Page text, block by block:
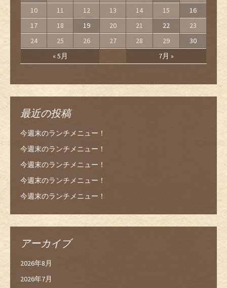
« 5月 7月 »
10
11 12 13 14 15
16
17
18 19 20 21 22
23
24
25 26 27 28 29 30
最近の投稿
今週末のランチメニュー！
今週末のランチメニュー！
今週末のランチメニュー！
今週末のランチメニュー！
今週末のランチメニュー！
アーカイブ
2026年8月
2026年7月